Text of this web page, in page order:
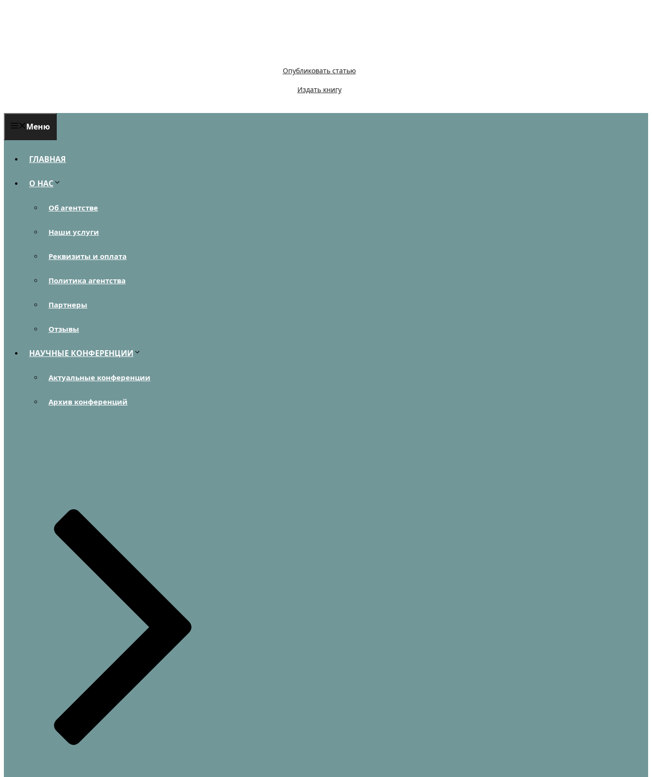
Опубликовать статью
Издать книгу
Меню
ГЛАВНАЯ
О НАС
Об агентстве
Наши услуги
Реквизиты и оплата
Политика агентства
Партнеры
Отзывы
НАУЧНЫЕ КОНФЕРЕНЦИИ
Актуальные конференции
Архив конференций